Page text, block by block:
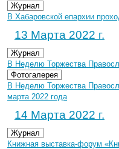
Журнал
В Хабаровской епархии
13 Марта 2022 г.
Журнал
В Неделю Торжества
Фотогалерея
В Неделю Торжества
марта 2022 года
14 Марта 2022 г.
Журнал
Книжная выставка-форум